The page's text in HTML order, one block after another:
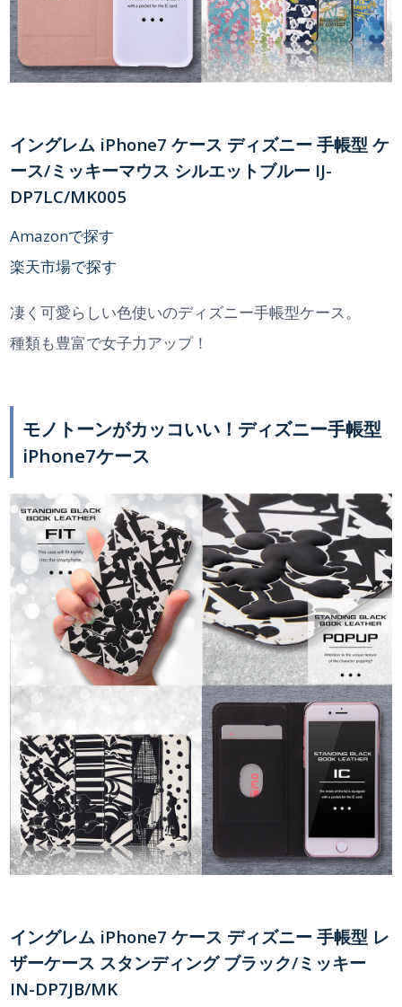
イングレム iPhone7 ケース ディズニー 手帳型 ケ
ース/ミッキーマウス シルエットブルー IJ-
DP7LC/MK005
Amazonで探す
楽天市場で探す
凄く可愛らしい色使いのディズニー手帳型ケース。
種類も豊富で女子力アップ！
モノトーンがカッコいい！ディズニー手帳型
iPhone7ケース
イングレム iPhone7 ケース ディズニー 手帳型 レ
ザーケース スタンディング ブラック/ミッキー
IN-DP7JB/MK